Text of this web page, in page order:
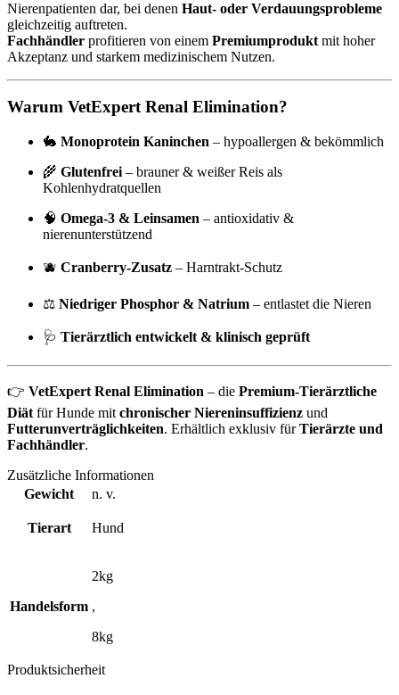
Nierenpatienten dar, bei denen Haut- oder Verdauungsprobleme
gleichzeitig auftreten.
Fachhändler profitieren von einem Premiumprodukt mit hoher
Akzeptanz und starkem medizinischem Nutzen.
Warum VetExpert Renal Elimination?
🐇 Monoprotein Kaninchen – hypoallergen & bekömmlich
🌾 Glutenfrei – brauner & weißer Reis als
Kohlenhydratquellen
🧠 Omega-3 & Leinsamen – antioxidativ &
nierenunterstützend
🫐 Cranberry-Zusatz – Harntrakt-Schutz
⚖️ Niedriger Phosphor & Natrium – entlastet die Nieren
🩺 Tierärztlich entwickelt & klinisch geprüft
👉 VetExpert Renal Elimination – die Premium-Tierärztliche
Diät für Hunde mit chronischer Niereninsuffizienz und
Futterunverträglichkeiten. Erhältlich exklusiv fürTierärzte und
Fachhändler.
Zusätzliche Informationen
Gewicht
n. v.
Tierart Hund
Handelsform
2kg
,
8kg
Produktsicherheit